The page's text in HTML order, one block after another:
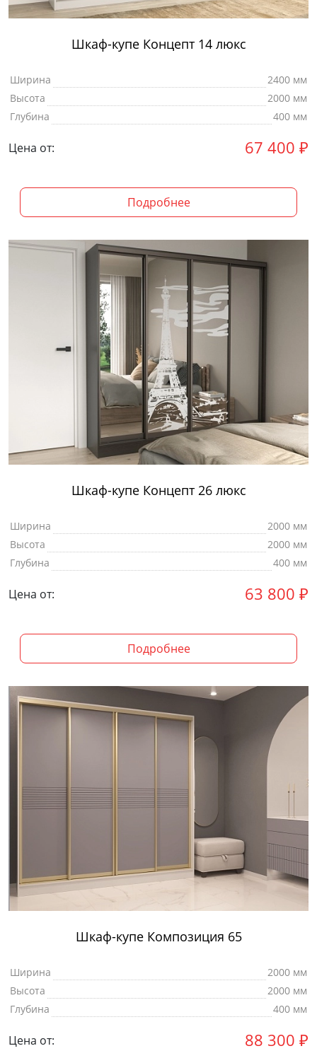
Шкаф-купе Концепт 14 люкс
Ширина
2400 мм
Высота
2000 мм
Глубина
400 мм
Цена от: 67 400 ₽
Подробнее
Шкаф-купе Концепт 26 люкс
Ширина
2000 мм
Высота
2000 мм
Глубина
400 мм
Цена от: 63 800 ₽
Подробнее
Шкаф-купе Композиция 65
Ширина
2000 мм
Высота
2000 мм
Глубина
400 мм
Цена от: 88 300 ₽